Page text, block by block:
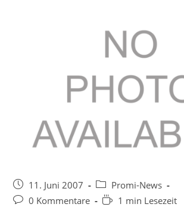
Beitrag
veröffentlicht:
11. Juni 2007
Beitrags-
Kategorie:
Promi-News
Beitrags-
0 Kommentare Lesedauer:
1 min Lesezeit